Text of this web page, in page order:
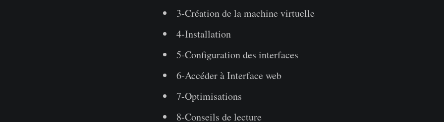
3-Création de la machine virtuelle
4-Installation
5-Configuration des interfaces
6-Accéder à Interface web
7-Optimisations
8-Conseils de lecture